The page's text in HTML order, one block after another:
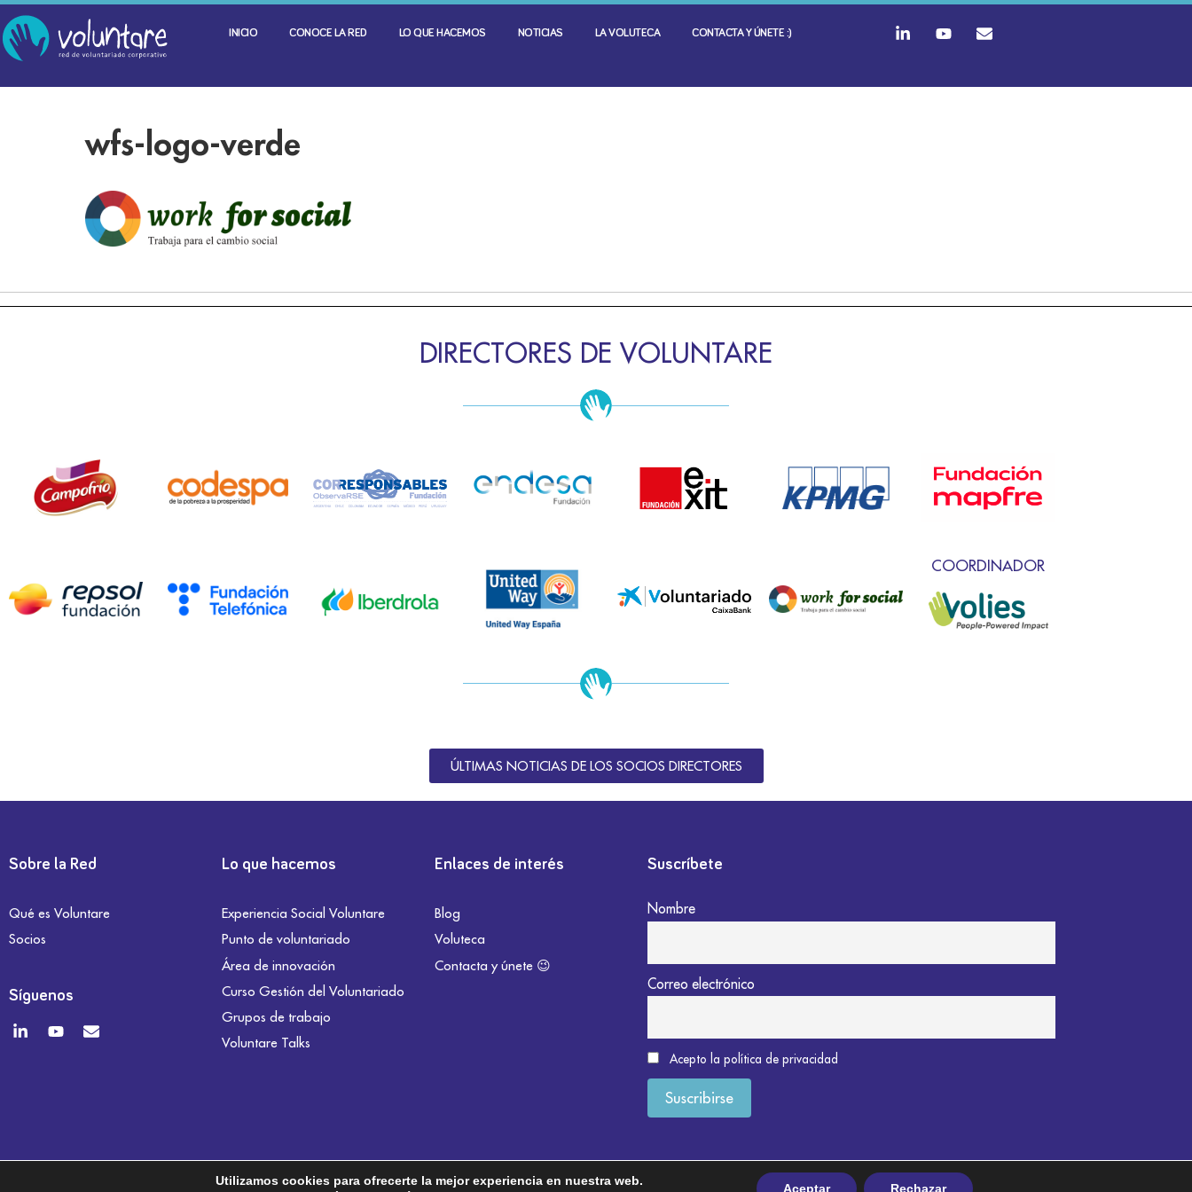
INICIO CONOCE LA RED LO QUE HACEMOS NOTICIAS LA VOLUTECA CONTACTA Y ÚNETE :)
wfs-logo-verde
DIRECTORES DE VOLUNTARE
COORDINADOR
ÚLTIMAS NOTICIAS DE LOS SOCIOS DIRECTORES
Sobre la Red
Qué es Voluntare
Socios
Síguenos
Lo que hacemos
Experiencia Social Voluntare
Punto de voluntariado
Área de innovación
Curso Gestión del Voluntariado
Grupos de trabajo
Voluntare Talks
Enlaces de interés
Blog
Voluteca
Contacta y únete 😉
Suscríbete
Nombre
Correo electrónico
Acepto la política de privacidad
Utilizamos cookies para ofrecerte la mejor experiencia en nuestra web.
Aceptar Rechazar